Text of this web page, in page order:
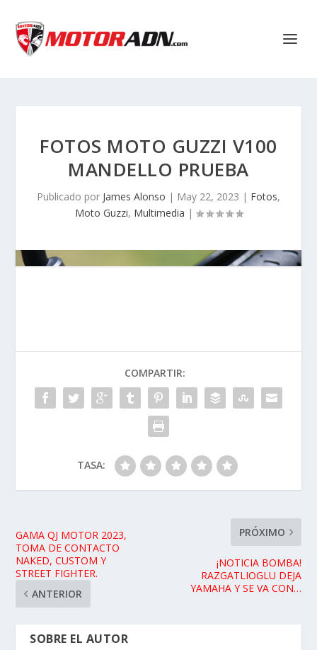
FOTOS MOTO GUZZI V100
MANDELLO PRUEBA
Publicado por James Alonso | May 22, 2023 | Fotos,
Moto Guzzi, Multimedia |
COMPARTIR:
TASA:
GAMA QJ MOTOR 2023,
TOMA DE CONTACTO
NAKED, CUSTOM Y
STREET FIGHTER.
ANTERIOR
PRÓXIMO
¡NOTICIA BOMBA!
RAZGATLIOGLU DEJA
YAMAHA Y SE VA CON…
SOBRE EL AUTOR